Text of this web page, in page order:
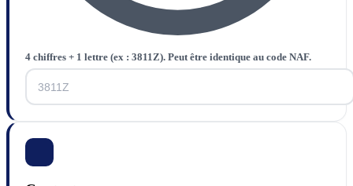
4 chiffres + 1 lettre (ex : 3811Z). Peut être identique au code NAF.